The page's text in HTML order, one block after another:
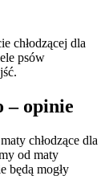
chłodzącej dla
psów
– opinie
chłodzące dla
od maty
będą mogły